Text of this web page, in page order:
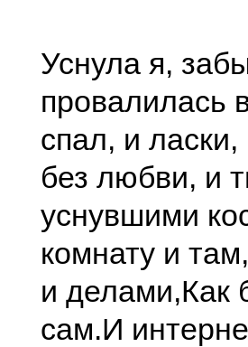
Уснула я,
провалилась
спал, и ласки,
без любви, и
уснувшими
комнату и там,
и делами,Как
сам.И